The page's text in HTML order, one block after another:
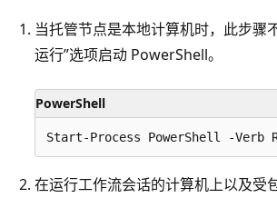
当托管节点是本地计算机时，此步骤
运行”选项启动 PowerShell。
PowerShell
在运行工作流会话的计算机上以及